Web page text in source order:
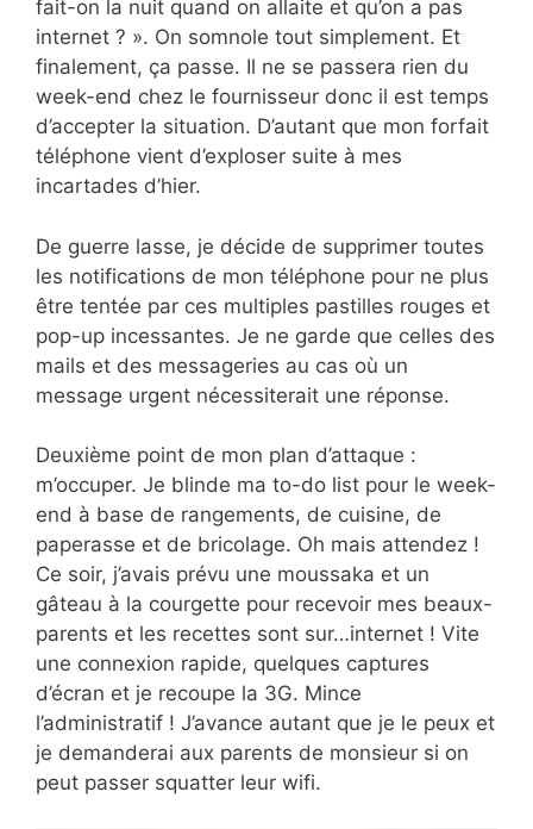
fait-on la nuit quand on allaite et qu’on a pas
internet ? ». On somnole tout simplement. Et
finalement, ça passe. Il ne se passera rien du
week-end chez le fournisseur donc il est temps
d’accepter la situation. D’autant que mon forfait
téléphone vient d’exploser suite à mes
incartades d’hier.
De guerre lasse, je décide de supprimer toutes
les notifications de mon téléphone pour ne plus
être tentée par ces multiples pastilles rouges et
pop-up incessantes. Je ne garde que celles des
mails et des messageries au cas où un
message urgent nécessiterait une réponse.
Deuxième point de mon plan d’attaque :
m’occuper. Je blinde ma to-do list pour le week-
end à base de rangements, de cuisine, de
paperasse et de bricolage. Oh mais attendez !
Ce soir, j’avais prévu une moussaka et un
gâteau à la courgette pour recevoir mes beaux-
parents et les recettes sont sur…internet ! Vite
une connexion rapide, quelques captures
d’écran et je recoupe la 3G. Mince
l’administratif ! J’avance autant que je le peux et
je demanderai aux parents de monsieur si on
peut passer squatter leur wifi.